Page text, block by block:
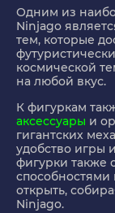
Одним из
Ninjago
тем, которые
космической
на любой вкус.
К фигуркам
аксессуары и
гигантских
удобство игры
фигурки также
открыть,
Ninjago.